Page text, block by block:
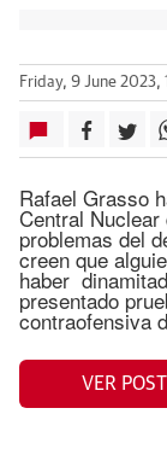
Friday, 9 June 2023,
Rafael Grasso
Central
problemas del
creen que
haber
presentado
contraofensiva
VER POST